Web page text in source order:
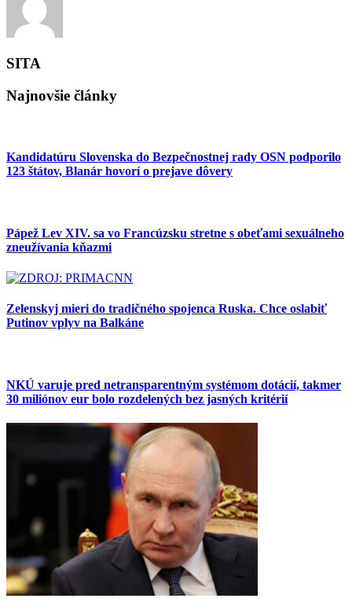
SITA
Najnovšie články
Kandidatúru Slovenska do Bezpečnostnej rady OSN podporilo
123 štátov, Blanár hovorí o prejave dôvery
Pápež Lev XIV. sa vo Francúzsku stretne s obeťami sexuálneho
zneužívania kňazmi
Zelenskyj mieri do tradičného spojenca Ruska. Chce oslabiť
Putinov vplyv na Balkáne
NKÚ varuje pred netransparentným systémom dotácií, takmer
30 miliónov eur bolo rozdelených bez jasných kritérií